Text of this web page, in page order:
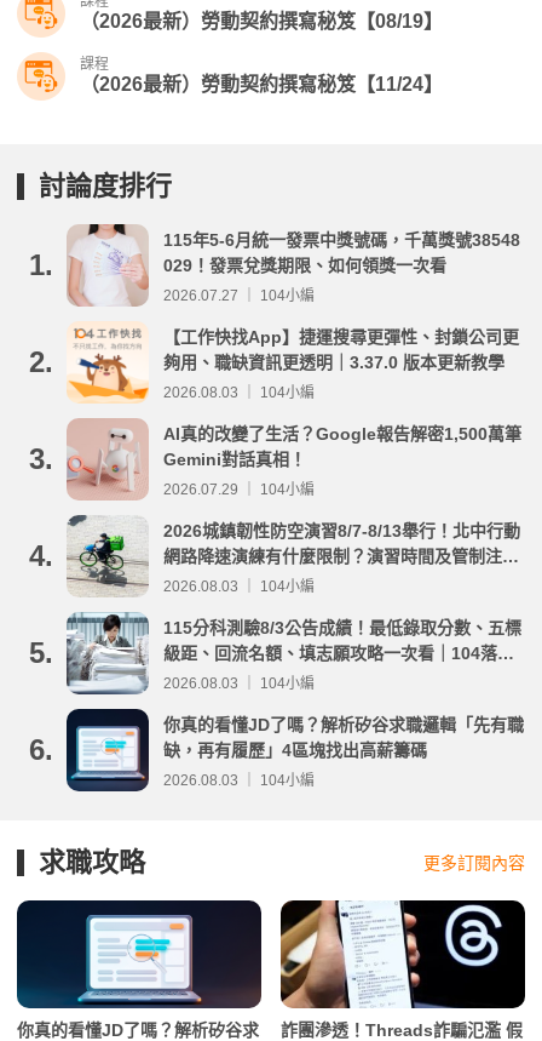
（2026最新）勞動契約撰寫秘笈【08/19】
課程
（2026最新）勞動契約撰寫秘笈【11/24】
討論度排行
1.
115年5-6月統一發票中獎號碼，千萬獎號38548
029！發票兌獎期限、如何領獎一次看
2026.07.27 ｜ 104小編
2.
【工作快找App】捷運搜尋更彈性、封鎖公司更
夠用、職缺資訊更透明｜3.37.0 版本更新教學
2026.08.03 ｜ 104小編
3.
AI真的改變了生活？Google報告解密1,500萬筆
Gemini對話真相！
2026.07.29 ｜ 104小編
4.
2026城鎮韌性防空演習8/7-8/13舉行！北中行動
網路降速演練有什麼限制？演習時間及管制注意
事項整理
2026.08.03 ｜ 104小編
5.
115分科測驗8/3公告成績！最低錄取分數、五標
級距、回流名額、填志願攻略一次看｜104落點
分析
2026.08.03 ｜ 104小編
6.
你真的看懂JD了嗎？解析矽谷求職邏輯「先有職
缺，再有履歷」4區塊找出高薪籌碼
2026.08.03 ｜ 104小編
求職攻略 更多訂閱內容
你真的看懂JD了嗎？解析矽谷求
詐團滲透！Threads詐騙氾濫 假